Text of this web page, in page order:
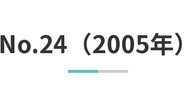
No.24（2005年）